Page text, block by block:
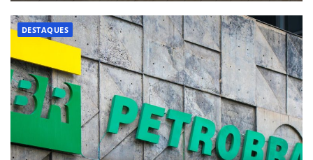
DESTAQUES